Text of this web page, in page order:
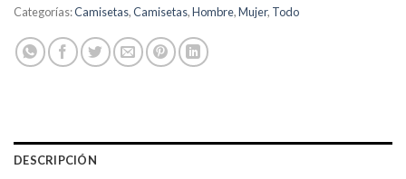
Categorías:Camisetas,Camisetas,Hombre,Mujer, Todo
DESCRIPCIÓN